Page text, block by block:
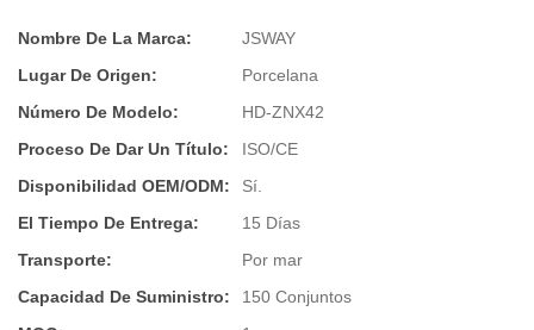
Nombre De La Marca:
JSWAY
Lugar De Origen:
Porcelana
Número De Modelo:
HD-ZNX42
Proceso De Dar Un Título:
ISO/CE
Disponibilidad OEM/ODM:
Sí.
El Tiempo De Entrega:
15 Días
Transporte:
Por mar
Capacidad De Suministro:
150 Conjuntos